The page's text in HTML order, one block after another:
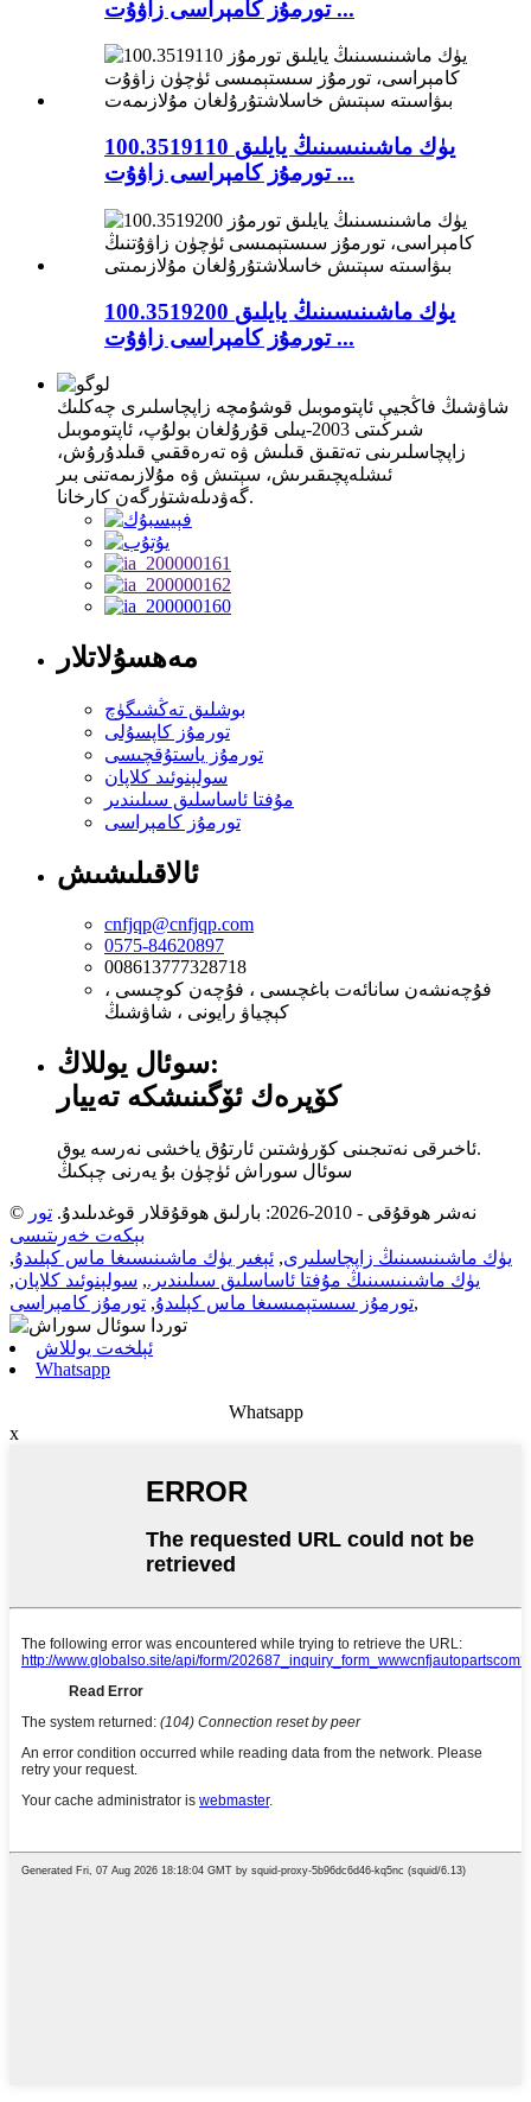
تورمۇز كامېراسى زاۋۇت ...
100.3519110 يۈك ماشىنىسىنىڭ يايلىق
تورمۇز كامېراسى زاۋۇت ...
100.3519200 يۈك ماشىنىسىنىڭ يايلىق
تورمۇز كامېراسى زاۋۇت ...
شاۋشىڭ فاڭجيې ئاپتوموبىل قوشۇمچە زاپچاسلىرى چەكلىك
شىركىتى 2003-يىلى قۇرۇلغان بولۇپ، ئاپتوموبىل
زاپچاسلىرىنى تەتقىق قىلىش ۋە تەرەققىي قىلدۇرۇش،
ئىشلەپچىقىرىش، سېتىش ۋە مۇلازىمەتنى بىر
گەۋدىلەشتۈرگەن كارخانا.
مەھسۇلاتلار
بوشلىق تەڭشىگۈچ
تورمۇز كاپسۇلى
تورمۇز ياستۇقچىسى
سولېنوئىد كلاپان
مۇفتا ئاساسلىق سىلىندىر
تورمۇز كامېراسى
ئالاقىلىشىش
cnfjqp@cnfjqp.com
0575-84620897
008613777328718
فۇچەنشەن سانائەت باغچىسى ، فۇچەن كوچىسى ،
كېچياۋ رايونى ، شاۋشىڭ
سوئال يوللاڭ:
كۆپرەك ئۆگىنىشكە تەييار
ئاخىرقى نەتىجىنى كۆرۈشتىن ئارتۇق ياخشى نەرسە يوق.
سوئال سوراش ئۈچۈن بۇ يەرنى چېكىڭ
© نەشر ھوقۇقى - 2010-2026: بارلىق ھوقۇقلار قوغدىلىدۇ.
تور
بېكەت خەرىتىسى
يۈك ماشىنىسىنىڭ زاپچاسلىرى, ئېغىر يۈك ماشىنىسىغا ماس كېلىدۇ,
يۈك ماشىنىسىنىڭ مۇفتا ئاساسلىق سىلىندىر., سولېنوئىد كلاپان,
تورمۇز سىستېمىسىغا ماس كېلىدۇ, تورمۇز كامېراسى ,
ئېلخەت يوللاش
Whatsapp
Whatsapp
x